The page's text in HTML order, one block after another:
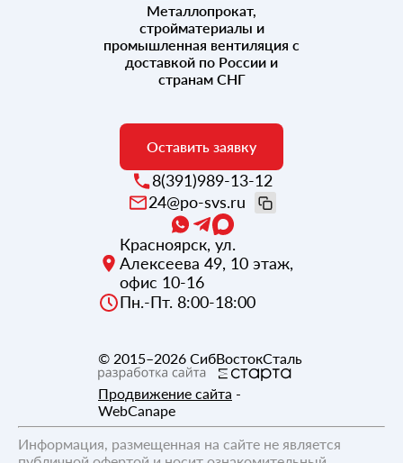
Металлопрокат,
стройматериалы и
промышленная вентиляция с
доставкой по России и
странам СНГ
Оставить заявку
8(391)989-13-12
24@po-svs.ru
Красноярск, ул.
Алексеева 49, 10 этаж,
офис 10-16
Пн.-Пт. 8:00-18:00
© 2015–2026 СибВостокСталь
Продвижение сайта -
WebCanape
Информация, размещенная на сайте не является